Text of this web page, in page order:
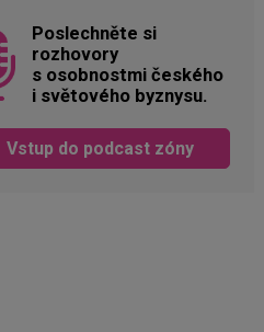
Poslechněte si
rozhovory
s osobnostmi českého
i světového byznysu.
Vstup do podcast zóny